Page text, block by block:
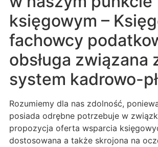
księgowym –
fachowcy
obsługa związana
system kadrowo-
Rozumiemy dla nas zdolność,
posiada odrębne potrzebuje w
propozycja oferta wsparcia
dostosowana a także skrojona na